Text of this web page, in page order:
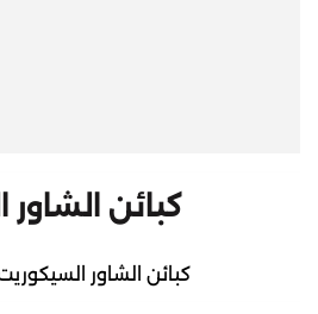
كبائن
كبائن الشاور